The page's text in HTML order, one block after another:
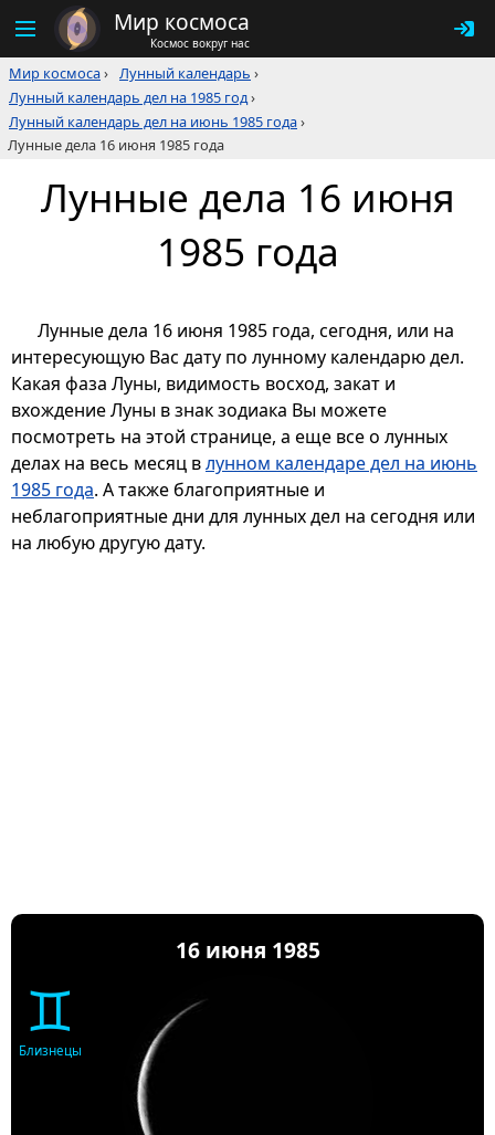
Мир космоса
Космос вокруг нас
Мир космоса› Лунный календарь ›
Лунный календарь дел на 1985 год›
Лунный календарь дел на июнь 1985 года›
Лунные дела 16 июня 1985 года
Лунные дела 16 июня
1985 года
Лунные дела 16 июня 1985 года, сегодня, или на
интересующую Вас дату по лунному календарю дел.
Какая фаза Луны, видимость восход, закат и
вхождение Луны в знак зодиака Вы можете
посмотреть на этой странице, а еще все о лунных
делах на весь месяц влунном календаре дел на июнь
1985 года. А также благоприятные и
неблагоприятные дни для лунных дел на сегодня или
на любую другую дату.
16 июня 1985
♊
Близнецы